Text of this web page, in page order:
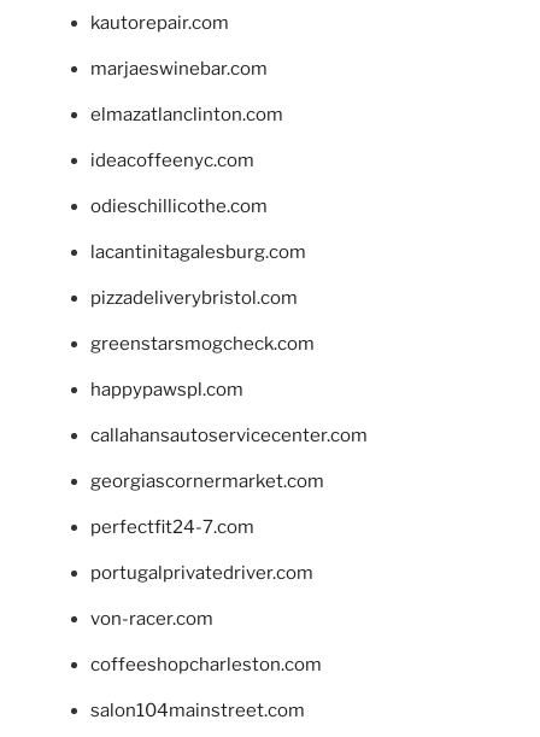
kautorepair.com
marjaeswinebar.com
elmazatlanclinton.com
ideacoffeenyc.com
odieschillicothe.com
lacantinitagalesburg.com
pizzadeliverybristol.com
greenstarsmogcheck.com
happypawspl.com
callahansautoservicecenter.com
georgiascornermarket.com
perfectfit24-7.com
portugalprivatedriver.com
von-racer.com
coffeeshopcharleston.com
salon104mainstreet.com